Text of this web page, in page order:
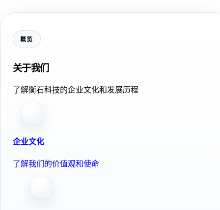
概览
关于我们
了解衡石科技的企业文化和发展历程
企业文化
了解我们的价值观和使命